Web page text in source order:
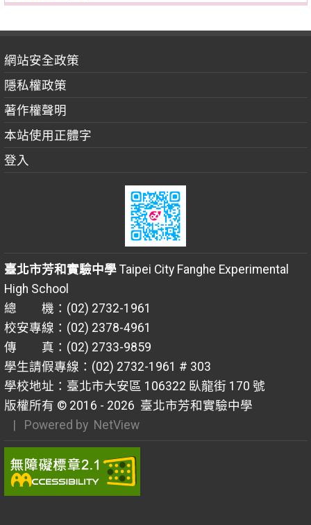
網站安全政策
隱私權政策
著作權聲明
本站使用正體字
登入
臺北市芳和實驗中學Taipei City Fanghe Experimental
High School
總 機：(02) 2732-1961
校安專線：(02) 2378-4961
傳 真：(02) 2733-9859
學生請假專線：(02) 2732-1961 # 303
學校地址：臺北市大安區 106322 臥龍街 170 號
版權所有 © 2016 - 2026 臺北市芳和實驗中學
| Powered by NetView